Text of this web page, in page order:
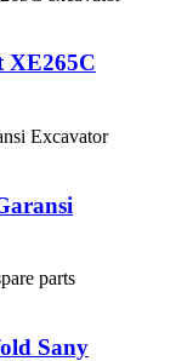
XE265C
Sany